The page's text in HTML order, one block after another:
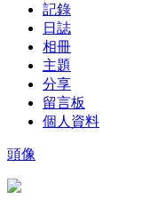
記錄
日誌
相冊
主題
分享
留言板
個人資料
頭像